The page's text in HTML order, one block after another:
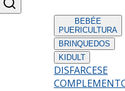
BEBÉE
PUERICULTURA
BRINQUEDOS
KIDULT
DISFARCESE